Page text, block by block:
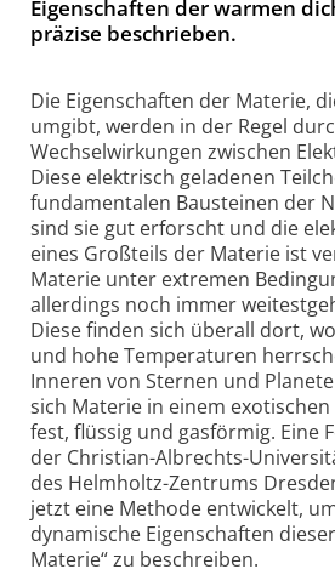
Eigenschaften der warmen
präzise beschrieben.
Die Eigenschaften der Materie,
umgibt, werden in der Regel
Wechsel­wirkungen zwischen
Diese elektrisch geladenen
fundamentalen Bau­steinen der
sind sie gut erforscht und die
eines Groß­teils der Materie ist
Materie unter extremen
allerdings noch immer
Diese finden sich überall dort,
und hohe Temperaturen
Inneren von Sternen und
sich Materie in einem
fest, flüssig und gas­förmig. Eine
der Christian-Albrechts-
des Helmholtz-Zentrums
jetzt eine Methode entwickelt,
dynamische Eigenschaften
Materie“ zu beschreiben.